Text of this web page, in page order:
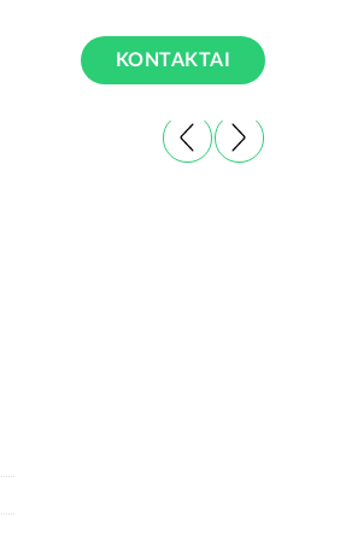
KONTAKTAI